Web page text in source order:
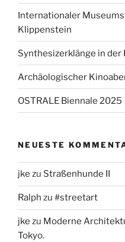
Internationaler
Klippenstein
Synthesizerklänge in der
Archäologischer
OSTRALE Biennale 2025
NEUESTE
jke zu Straßenhunde II
Ralph zu #streetart
jke zu Moderne
Tokyo.